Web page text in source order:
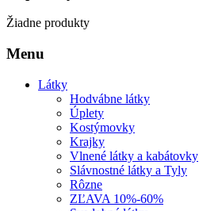
Žiadne produkty
Menu
Látky
Hodvábne látky
Úplety
Kostýmovky
Krajky
Vlnené látky a kabátovky
Slávnostné látky a Tyly
Rôzne
ZĽAVA 10%-60%